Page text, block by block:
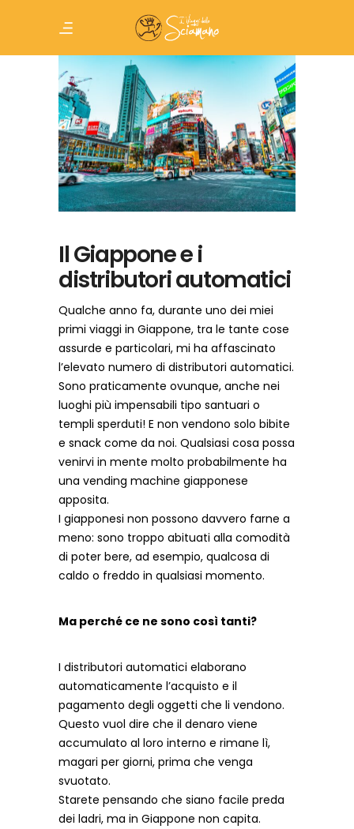
Il Giappone e i
distributori automatici
Qualche anno fa, durante uno dei miei
primi viaggi in Giappone, tra le tante cose
assurde e particolari, mi ha affascinato
l’elevato numero di distributori automatici.
Sono praticamente ovunque, anche nei
luoghi più impensabili tipo santuari o
templi sperduti! E non vendono solo bibite
e snack come da noi. Qualsiasi cosa possa
venirvi in mente molto probabilmente ha
una vending machine giapponese
apposita.
I giapponesi non possono davvero farne a
meno: sono troppo abituati alla comodità
di poter bere, ad esempio, qualcosa di
caldo o freddo in qualsiasi momento.
Ma perché ce ne sono così tanti?
I distributori automatici elaborano
automaticamente l’acquisto e il
pagamento degli oggetti che li vendono.
Questo vuol dire che il denaro viene
accumulato al loro interno e rimane lì,
magari per giorni, prima che venga
svuotato.
Starete pensando che siano facile preda
dei ladri, ma in Giappone non capita.